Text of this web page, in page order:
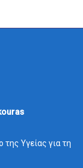
Υγείας για τη